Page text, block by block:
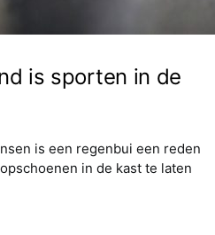
is sporten in de
is een regenbui een reden
in de kast te laten